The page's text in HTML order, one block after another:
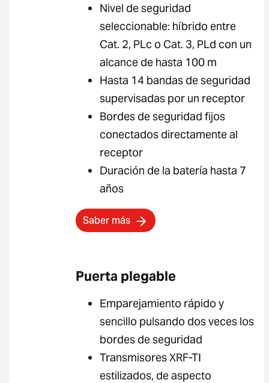
Nivel de seguridad
seleccionable: híbrido entre
Cat. 2, PLc o Cat. 3, PLd con un
alcance de hasta 100 m
Hasta 14 bandas de seguridad
supervisadas por un receptor
Bordes de seguridad fijos
conectados directamente al
receptor
Duración de la batería hasta 7
años
Saber más
Puerta plegable
Emparejamiento rápido y
sencillo pulsando dos veces los
bordes de seguridad
Transmisores XRF-TI
estilizados, de aspecto